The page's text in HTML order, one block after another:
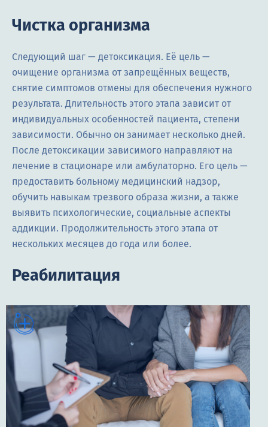
Чистка организма
Следующий шаг — детоксикация. Её цель —
очищение организма от запрещённых веществ,
снятие симптомов отмены для обеспечения нужного
результата. Длительность этого этапа зависит от
индивидуальных особенностей пациента, степени
зависимости. Обычно он занимает несколько дней.
После детоксикации зависимого направляют на
лечение в стационаре или амбулаторно. Его цель —
предоставить больному медицинский надзор,
обучить навыкам трезвого образа жизни, а также
выявить психологические, социальные аспекты
аддикции. Продолжительность этого этапа от
нескольких месяцев до года или более.
Реабилитация